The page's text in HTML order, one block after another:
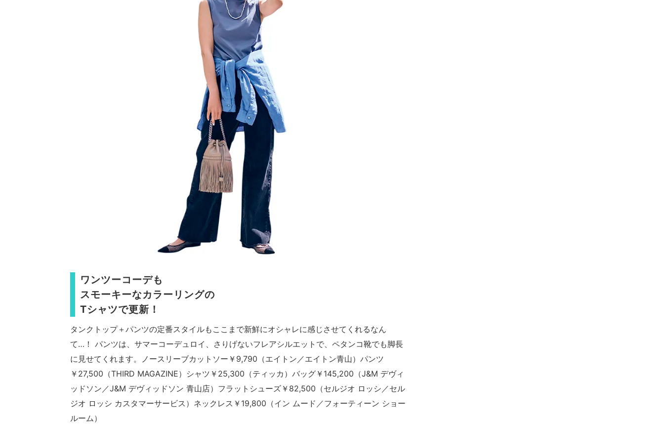
ワンツーコーデも
スモーキーなカラーリングの
Tシャツで更新！
タンクトップ＋パンツの定番スタイルもここまで新鮮にオシャレに感じさせてくれるなん
て…！ パンツは、サマーコーデュロイ、さりげないフレアシルエットで、ペタンコ靴でも脚長
に見せてくれます。ノースリーブカットソー￥9,790（エイトン／エイトン青山）パンツ
￥27,500（THIRD MAGAZINE）シャツ￥25,300（ティッカ）バッグ￥145,200（J&M デヴィ
ッドソン／J&M デヴィッドソン 青山店）フラットシューズ￥82,500（セルジオ ロッシ／セル
ジオ ロッシ カスタマーサービス）ネックレス￥19,800（イン ムード／フォーティーン ショー
ルーム）